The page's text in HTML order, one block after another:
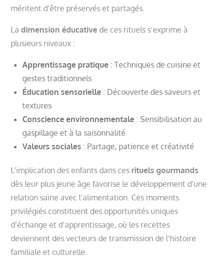
méritent d’être préservés et partagés.
Ladimension éducative de ces rituels s’exprime à
plusieurs niveaux :
Apprentissage pratique : Techniques de cuisine et
gestes traditionnels
Éducation sensorielle : Découverte des saveurs et
textures
Conscience environnementale : Sensibilisation au
gaspillage et à la saisonnalité
Valeurs sociales : Partage, patience et créativité
L’implication des enfants dans ces rituels gourmands
dès leur plus jeune âge favorise le développement d’une
relation saine avec l’alimentation. Ces moments
privilégiés constituent des opportunités uniques
d’échange et d’apprentissage, où les recettes
deviennent des vecteurs de transmission de l’histoire
familiale et culturelle.